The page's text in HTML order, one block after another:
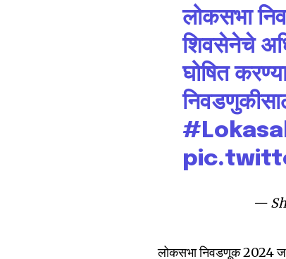
the subscribe button
won't spam your inbox.
6,300
Fans
लोकसभा
शिवसेनेचे
घोषित
—
लोकसभा निवडणूक 2024